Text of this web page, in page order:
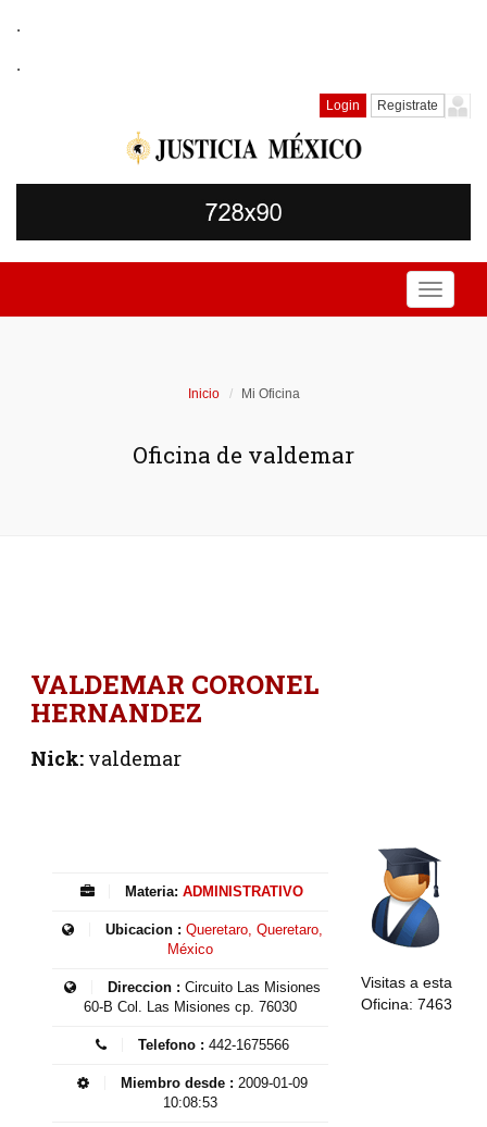
.
.
Login Registrate
Toggle
Inicio Mi Oficina
Oficina de valdemar
VALDEMAR CORONEL
HERNANDEZ
Nick:valdemar
Materia: ADMINISTRATIVO
Ubicacion : Queretaro, Queretaro,
México
Direccion : Circuito Las Misiones
60-B Col. Las Misiones cp. 76030
Telefono : 442-1675566
Miembro desde : 2009-01-09
10:08:53
Visitas a esta
Oficina: 7463